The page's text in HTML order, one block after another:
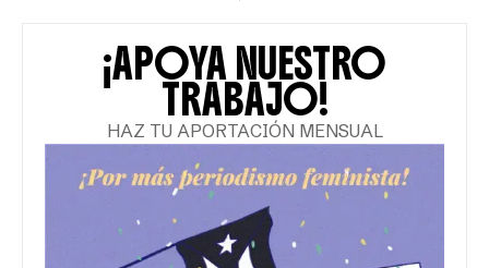
¡APOYA NUESTRO
TRABAJO!
HAZ TU APORTACIÓN MENSUAL